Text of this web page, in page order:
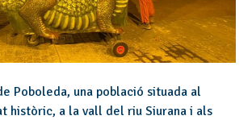
Poboleda, una població situada al
històric, a la vall del riu Siurana i als